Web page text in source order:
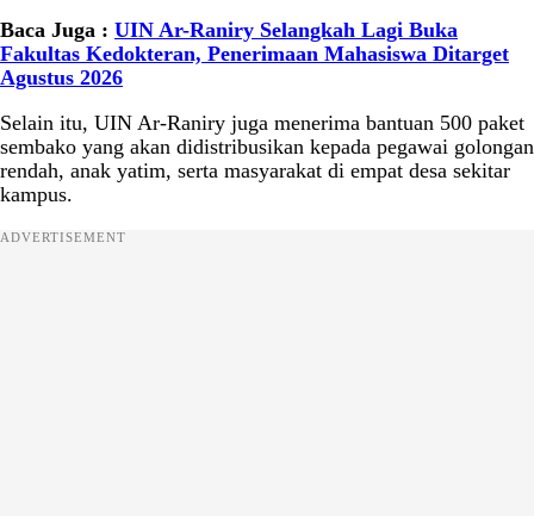
Baca Juga : UIN Ar-Raniry Selangkah Lagi Buka
Fakultas Kedokteran, Penerimaan Mahasiswa Ditarget
Agustus 2026
Selain itu, UIN Ar-Raniry juga menerima bantuan 500 paket
sembako yang akan didistribusikan kepada pegawai golongan
rendah, anak yatim, serta masyarakat di empat desa sekitar
kampus.
ADVERTISEMENT